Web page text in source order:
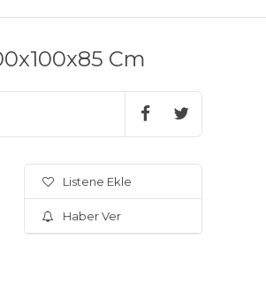
Cm
Listene Ekle
Haber Ver